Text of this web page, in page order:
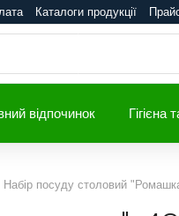
Каталоги продукції
відпочинок Гігієна
Набір посуду столовий